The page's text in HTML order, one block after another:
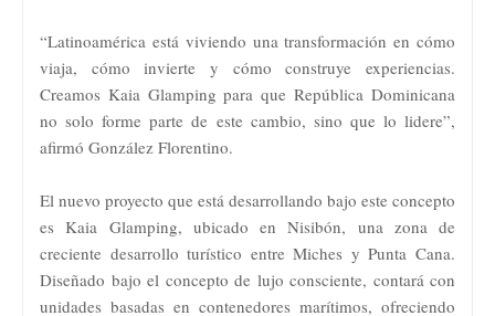
“Latinoamérica está viviendo una transformación en cómo
viaja, cómo invierte y cómo construye experiencias.
Creamos Kaia Glamping para que República Dominicana
no solo forme parte de este cambio, sino que lo lidere”,
afirmó González Florentino.
El nuevo proyecto que está desarrollando bajo este concepto
es Kaia Glamping, ubicado en Nisibón, una zona de
creciente desarrollo turístico entre Miches y Punta Cana.
Diseñado bajo el concepto de lujo consciente, contará con
unidades basadas en contenedores marítimos, ofreciendo